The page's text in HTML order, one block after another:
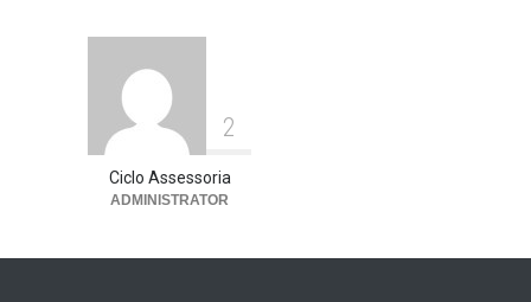
2
Ciclo Assessoria
ADMINISTRATOR